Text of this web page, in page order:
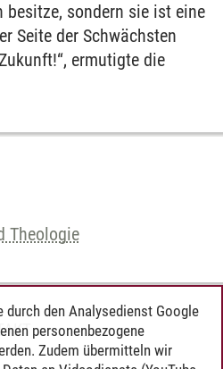
besitze, sondern sie ist eine
Seite der Schwächsten
ermutigte die
Theologie
durch den Analysedienst Google
personenbezogene
Zudem übermitteln wir